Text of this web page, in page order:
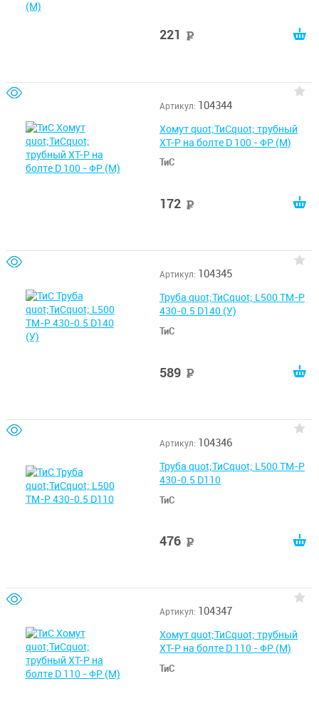
221
Артикул: 104344
Хомут quot;ТиСquot; трубный
ХТ-Р на болте D 100 - ФР (М)
ТиС
172
Артикул: 104345
Труба quot;ТиСquot; L500 ТМ-Р
430-0.5 D140 (У)
ТиС
589
Артикул: 104346
Труба quot;ТиСquot; L500 ТМ-Р
430-0.5 D110
ТиС
476
Артикул: 104347
Хомут quot;ТиСquot; трубный
ХТ-Р на болте D 110 - ФР (М)
ТиС